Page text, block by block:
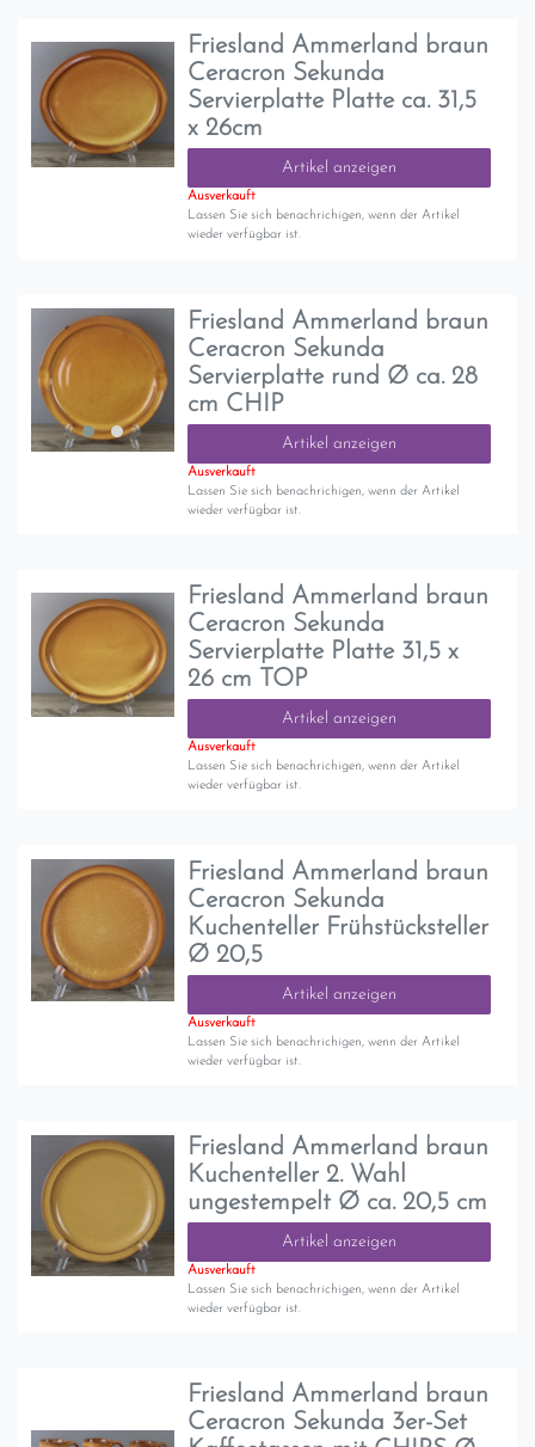
Friesland Ammerland braun
Ceracron Sekunda
Servierplatte Platte ca. 31,5
x 26cm
Artikel anzeigen
Ausverkauft
Lassen Sie sich benachrichigen, wenn der Artikel
wieder verfügbar ist.
Friesland Ammerland braun
Ceracron Sekunda
Servierplatte rund Ø ca. 28
cm CHIP
Artikel anzeigen
Ausverkauft
Lassen Sie sich benachrichigen, wenn der Artikel
wieder verfügbar ist.
Friesland Ammerland braun
Ceracron Sekunda
Servierplatte Platte 31,5 x
26 cm TOP
Artikel anzeigen
Ausverkauft
Lassen Sie sich benachrichigen, wenn der Artikel
wieder verfügbar ist.
Friesland Ammerland braun
Ceracron Sekunda
Kuchenteller Frühstücksteller
Ø 20,5
Artikel anzeigen
Ausverkauft
Lassen Sie sich benachrichigen, wenn der Artikel
wieder verfügbar ist.
Friesland Ammerland braun
Kuchenteller 2. Wahl
ungestempelt Ø ca. 20,5 cm
Artikel anzeigen
Ausverkauft
Lassen Sie sich benachrichigen, wenn der Artikel
wieder verfügbar ist.
Friesland Ammerland braun
Ceracron Sekunda 3er-Set